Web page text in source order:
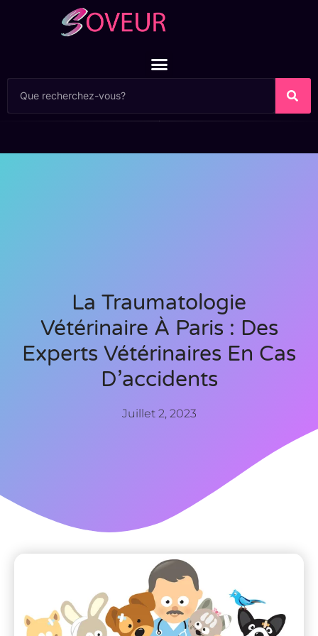
La Traumatologie
Vétérinaire À Paris : Des
Experts Vétérinaires En Cas
D’accidents
Juillet 2, 2023